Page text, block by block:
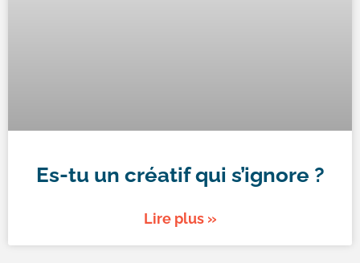
Es-tu un créatif qui s’ignore ?
Lire plus »